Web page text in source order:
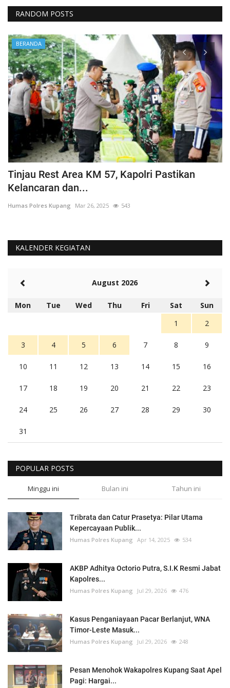
RANDOM POSTS
BERANDA
Tinjau Rest Area KM 57, Kapolri Pastikan
Kelancaran dan...
Humas Polres Kupang Mar 26, 2025 543
KALENDER KEGIATAN
August 2026
Mon Tue Wed Thu Fri Sat
Sun
1
2
3 4 5 6 7 8 9
10 11 12 13 14 15 16
17 18 19 20 21 22 23
24 25 26 27 28 29 30
31
POPULAR POSTS
Minggu ini Bulan ini Tahun ini
Tribrata dan Catur Prasetya: Pilar Utama
Kepercayaan Publik...
Humas Polres Kupang Apr 14, 2025 534
AKBP Adhitya Octorio Putra, S.I.K Resmi Jabat
Kapolres...
Humas Polres Kupang Jul 29, 2026 476
Kasus Penganiayaan Pacar Berlanjut, WNA
Timor-Leste Masuk...
Humas Polres Kupang Jul 29, 2026 248
Pesan Menohok Wakapolres Kupang Saat Apel
Pagi: Hargai...